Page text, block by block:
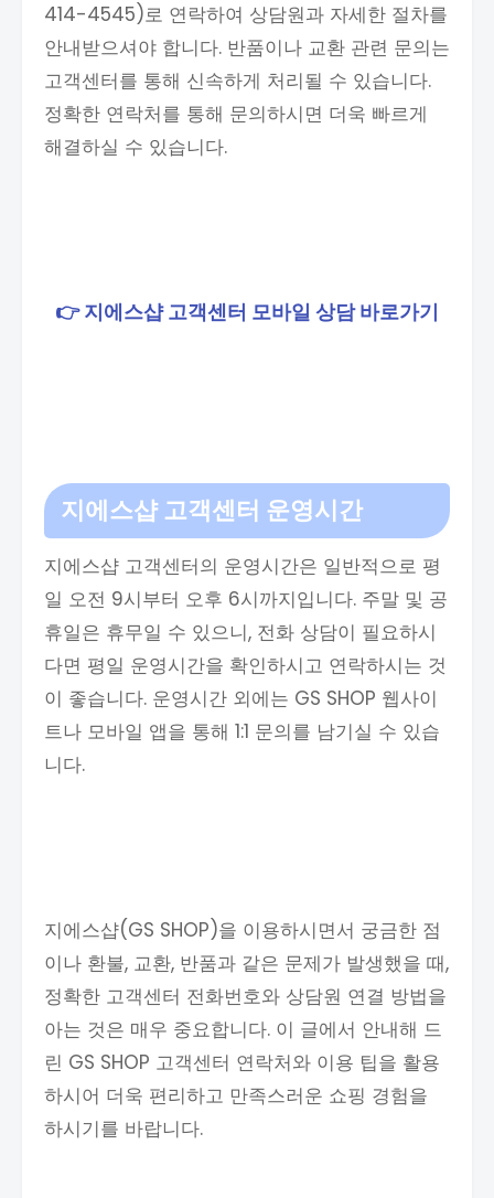
414-4545)로 연락하여 상담원과 자세한 절차를
안내받으셔야 합니다. 반품이나 교환 관련 문의는
고객센터를 통해 신속하게 처리될 수 있습니다.
정확한 연락처를 통해 문의하시면 더욱 빠르게
해결하실 수 있습니다.
👉 지에스샵 고객센터 모바일 상담 바로가기
지에스샵 고객센터 운영시간
지에스샵 고객센터의 운영시간은 일반적으로 평
일 오전 9시부터 오후 6시까지입니다. 주말 및 공
휴일은 휴무일 수 있으니, 전화 상담이 필요하시
다면 평일 운영시간을 확인하시고 연락하시는 것
이 좋습니다. 운영시간 외에는 GS SHOP 웹사이
트나 모바일 앱을 통해 1:1 문의를 남기실 수 있습
니다.
지에스샵(GS SHOP)을 이용하시면서 궁금한 점
이나 환불, 교환, 반품과 같은 문제가 발생했을 때,
정확한 고객센터 전화번호와 상담원 연결 방법을
아는 것은 매우 중요합니다. 이 글에서 안내해 드
린 GS SHOP 고객센터 연락처와 이용 팁을 활용
하시어 더욱 편리하고 만족스러운 쇼핑 경험을
하시기를 바랍니다.